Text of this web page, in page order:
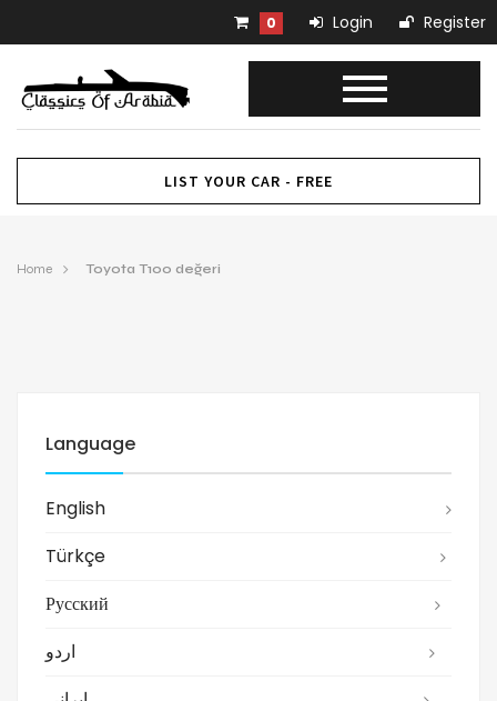
0 Login Register
LIST YOUR CAR - FREE
Home Toyota T100 değeri
Language
English
Türkçe
Русский
اردو